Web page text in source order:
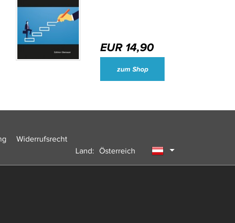
Wirtschaftsjournalisten und Unternehmenssprecher des Jahres 2024
EUR 14,90
zum Shop
Widerrufsrecht
Land:
Österreich